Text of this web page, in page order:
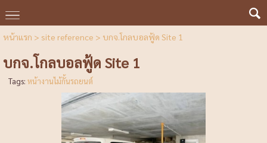
หน้าแรก > site reference > บกจ.โกลบอลฟู้ด Site 1
บกจ.โกลบอลฟู้ด Site 1
Tags: หน้างานไม้กั้นรถยนต์